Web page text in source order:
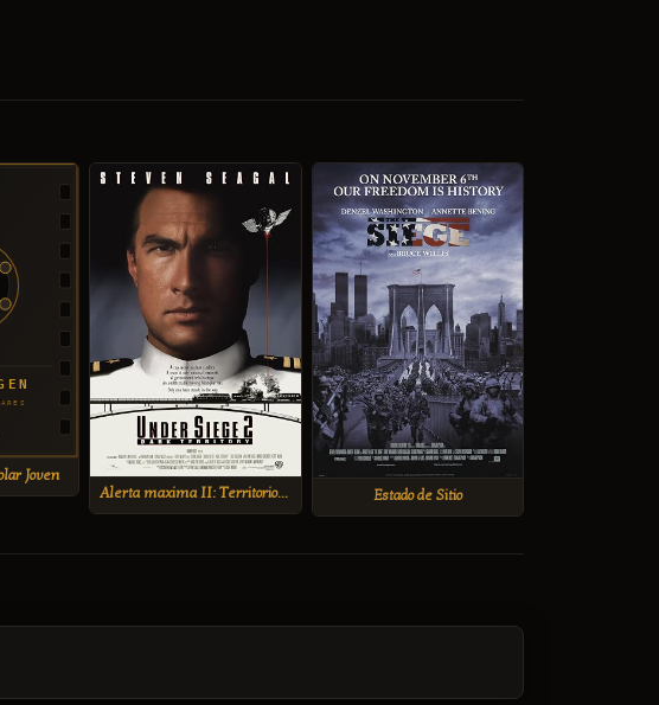
Joven
Alerta maxima II: Territorio Oscuro
Estado de Sitio